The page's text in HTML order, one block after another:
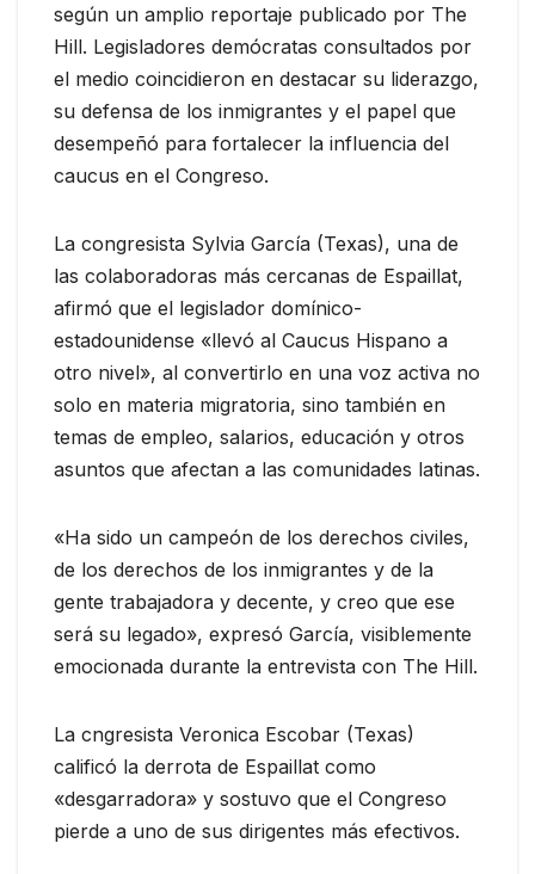
según un amplio reportaje publicado por The
Hill. Legisladores demócratas consultados por
el medio coincidieron en destacar su liderazgo,
su defensa de los inmigrantes y el papel que
desempeñó para fortalecer la influencia del
caucus en el Congreso.
La congresista Sylvia García (Texas), una de
las colaboradoras más cercanas de Espaillat,
afirmó que el legislador domínico-
estadounidense «llevó al Caucus Hispano a
otro nivel», al convertirlo en una voz activa no
solo en materia migratoria, sino también en
temas de empleo, salarios, educación y otros
asuntos que afectan a las comunidades latinas.
«Ha sido un campeón de los derechos civiles,
de los derechos de los inmigrantes y de la
gente trabajadora y decente, y creo que ese
será su legado», expresó García, visiblemente
emocionada durante la entrevista con The Hill.
La cngresista Veronica Escobar (Texas)
calificó la derrota de Espaillat como
«desgarradora» y sostuvo que el Congreso
pierde a uno de sus dirigentes más efectivos.